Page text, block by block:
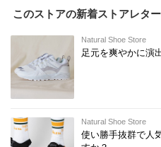
このストアの新着ストアレター
Natural Shoe Store
足元を爽やかに演
Natural Shoe Store
使い勝手抜群で人